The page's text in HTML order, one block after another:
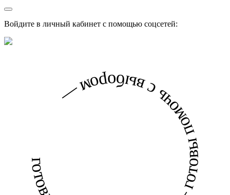
Войдите в личный кабинет с помощью соцсетей:
готовы помочь с выбором — готовы помочь с выбором —